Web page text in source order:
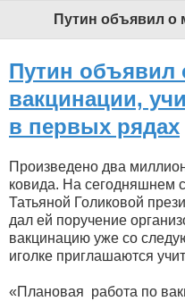
Путин объявил
вакцинации,
в первых рядах
Произведено два
ковида. На сегодняшнем
Татьяной Голиковой
дал ей поручение
вакцинацию уже со
иголке приглашаются
«Плановая работа по